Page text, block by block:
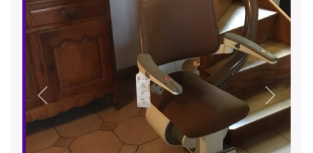
monte-
escalier S200
À partir de